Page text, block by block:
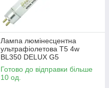
Лампа люмінесцентна
ультрафіолетова Т5 4w
BL350 DELUX G5
Готово до відправки більше
10 од.